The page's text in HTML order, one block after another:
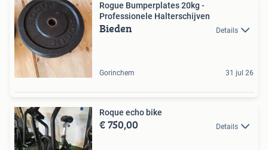
Rogue Bumperplates 20kg -
Professionele Halterschijven
Bieden Details
Gorinchem 31 jul 26
Roque echo bike
€ 750,00 Details